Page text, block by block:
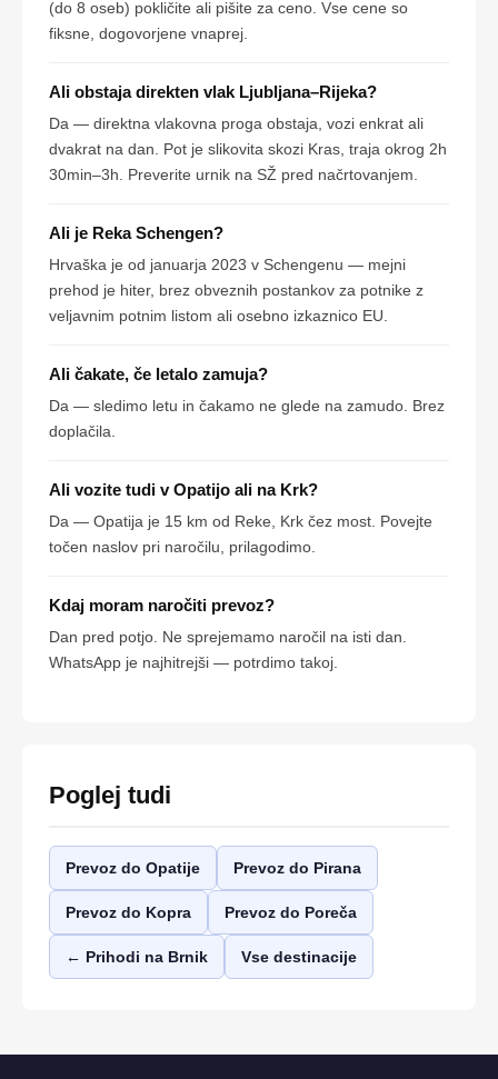
(do 8 oseb) pokličite ali pišite za ceno. Vse cene so
fiksne, dogovorjene vnaprej.
Ali obstaja direkten vlak Ljubljana–Rijeka?
Da — direktna vlakovna proga obstaja, vozi enkrat ali
dvakrat na dan. Pot je slikovita skozi Kras, traja okrog 2h
30min–3h. Preverite urnik na SŽ pred načrtovanjem.
Ali je Reka Schengen?
Hrvaška je od januarja 2023 v Schengenu — mejni
prehod je hiter, brez obveznih postankov za potnike z
veljavnim potnim listom ali osebno izkaznico EU.
Ali čakate, če letalo zamuja?
Da — sledimo letu in čakamo ne glede na zamudo. Brez
doplačila.
Ali vozite tudi v Opatijo ali na Krk?
Da — Opatija je 15 km od Reke, Krk čez most. Povejte
točen naslov pri naročilu, prilagodimo.
Kdaj moram naročiti prevoz?
Dan pred potjo. Ne sprejemamo naročil na isti dan.
WhatsApp je najhitrejši — potrdimo takoj.
Poglej tudi
Prevoz do Opatije Prevoz do Pirana
Prevoz do Kopra Prevoz do Poreča
← Prihodi na Brnik Vse destinacije